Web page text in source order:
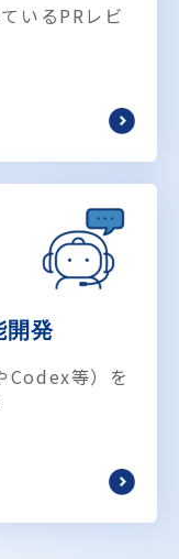
いるPRレビ
開発
Codex等）を